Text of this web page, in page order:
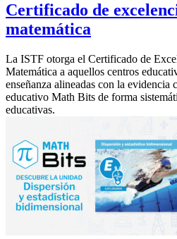
Certificado de
matemática
La ISTF otorga el Certificado de
Matemática a aquellos centros
enseñanza alineadas con la
educativo Math Bits de forma
educativas.